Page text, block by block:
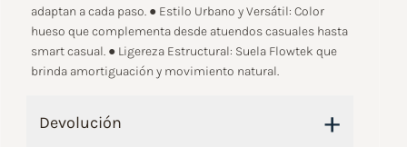
adaptan a cada paso. ● Estilo Urbano y Versátil: Color
hueso que complementa desde atuendos casuales hasta
smart casual. ● Ligereza Estructural: Suela Flowtek que
brinda amortiguación y movimiento natural.
Devolución +